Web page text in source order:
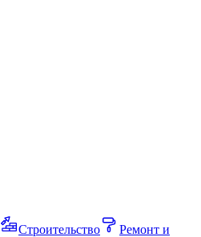
Строительство
Ремонт и